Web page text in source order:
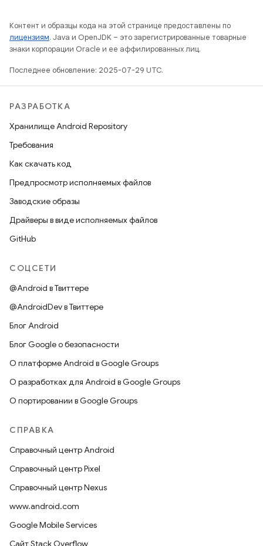
Контент и образцы кода на этой странице предоставлены по
лицензиям. Java и OpenJDK – это зарегистрированные товарные
знаки корпорации Oracle и ее аффилированных лиц.
Последнее обновление: 2025-07-29 UTC.
РАЗРАБОТКА
Хранилище Android Repository
Требования
Как скачать код
Предпросмотр исполняемых файлов
Заводские образы
Драйверы в виде исполняемых файлов
GitHub
СОЦСЕТИ
@Android в Твиттере
@AndroidDev в Твиттере
Блог Android
Блог Google о безопасности
О платформе Android в Google Groups
О разработках для Android в Google Groups
О портировании в Google Groups
СПРАВКА
Справочный центр Android
Справочный центр Pixel
Справочный центр Nexus
www.android.com
Google Mobile Services
Сайт Stack Overflow